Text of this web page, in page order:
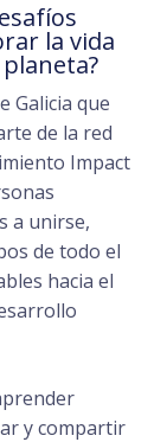
la vida
Galicia que
de la red
Impact
a unirse,
de todo el
hacia el
y compartir